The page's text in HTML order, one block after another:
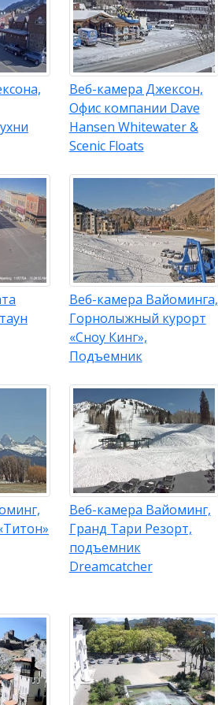
Веб-камера Джексон,
Офис компании Dave
Hansen Whitewater &
Scenic Floats
Веб-камера Вайоминга,
Горнолыжный курорт
«Сноу Кинг»,
Подъемник
Веб-камера Вайоминг,
Гранд Тари Резорт,
подъемник
Dreamcatcher